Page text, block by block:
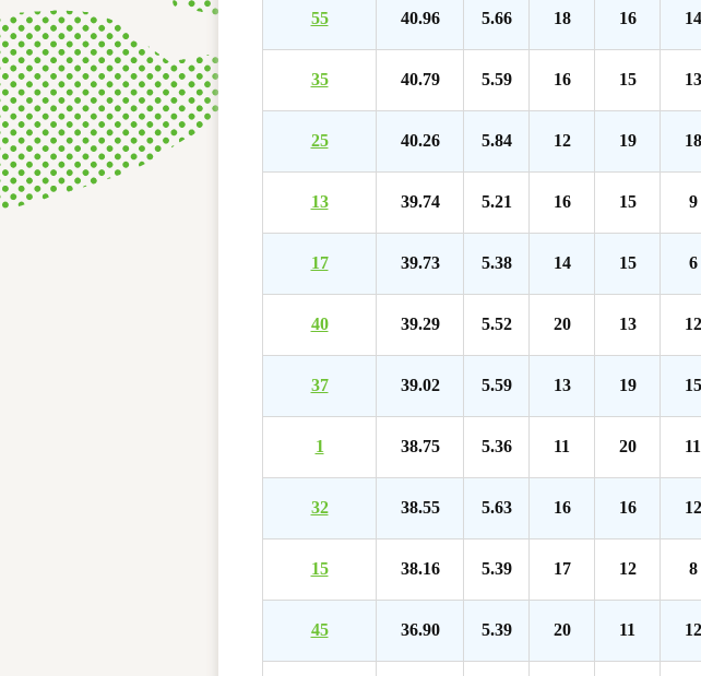
55 40.96 5.66 18 16 14
35 40.79 5.59 16 15 13
25 40.26 5.84 12 19 18
13 39.74 5.21 16 15 9
17 39.73 5.38 14 15 6
40 39.29 5.52 20 13 12
37 39.02 5.59 13 19 15
1 38.75 5.36 11 20 11
32 38.55 5.63 16 16 12
15 38.16 5.39 17 12 8
45 36.90 5.39 20 11 12